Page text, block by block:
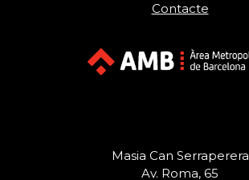
Contacte
Masia Can Serraperera
Av. Roma, 65